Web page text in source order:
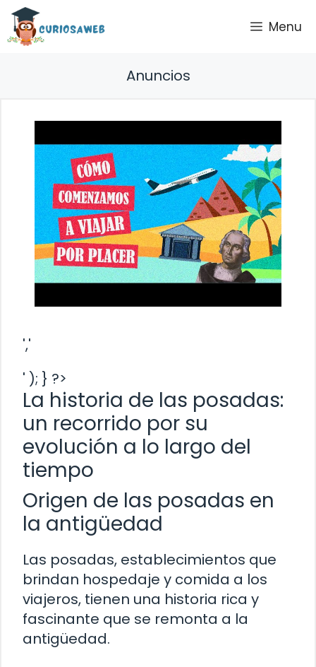
Saltar
contenido
Menu
Anuncios
','
' ); } ?>
La historia de las posadas:
un recorrido por su
evolución a lo largo del
tiempo
Origen de las posadas en
la antigüedad
Las posadas, establecimientos que
brindan hospedaje y comida a los
viajeros, tienen una historia rica y
fascinante que se remonta a la
antigüedad.